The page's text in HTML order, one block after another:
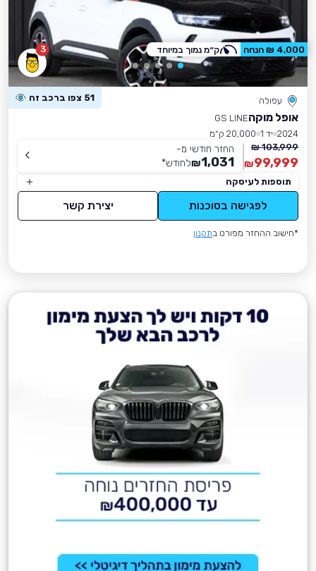
3
עפולה 51 צפו ברכב זה
אופל מוקהGS LINE
2024 יד 1
20,000 ק״מ
103,999 ₪
99,999
₪
החזר חודשי מ-
1,031
₪לחודש*
תוספות לעיסקה
לפגישה בסוכנות יצירת קשר
*חישוב ההחזר מפורט בתקנון
4,000 ₪ הנחה ק״מ נמוך במיוחד